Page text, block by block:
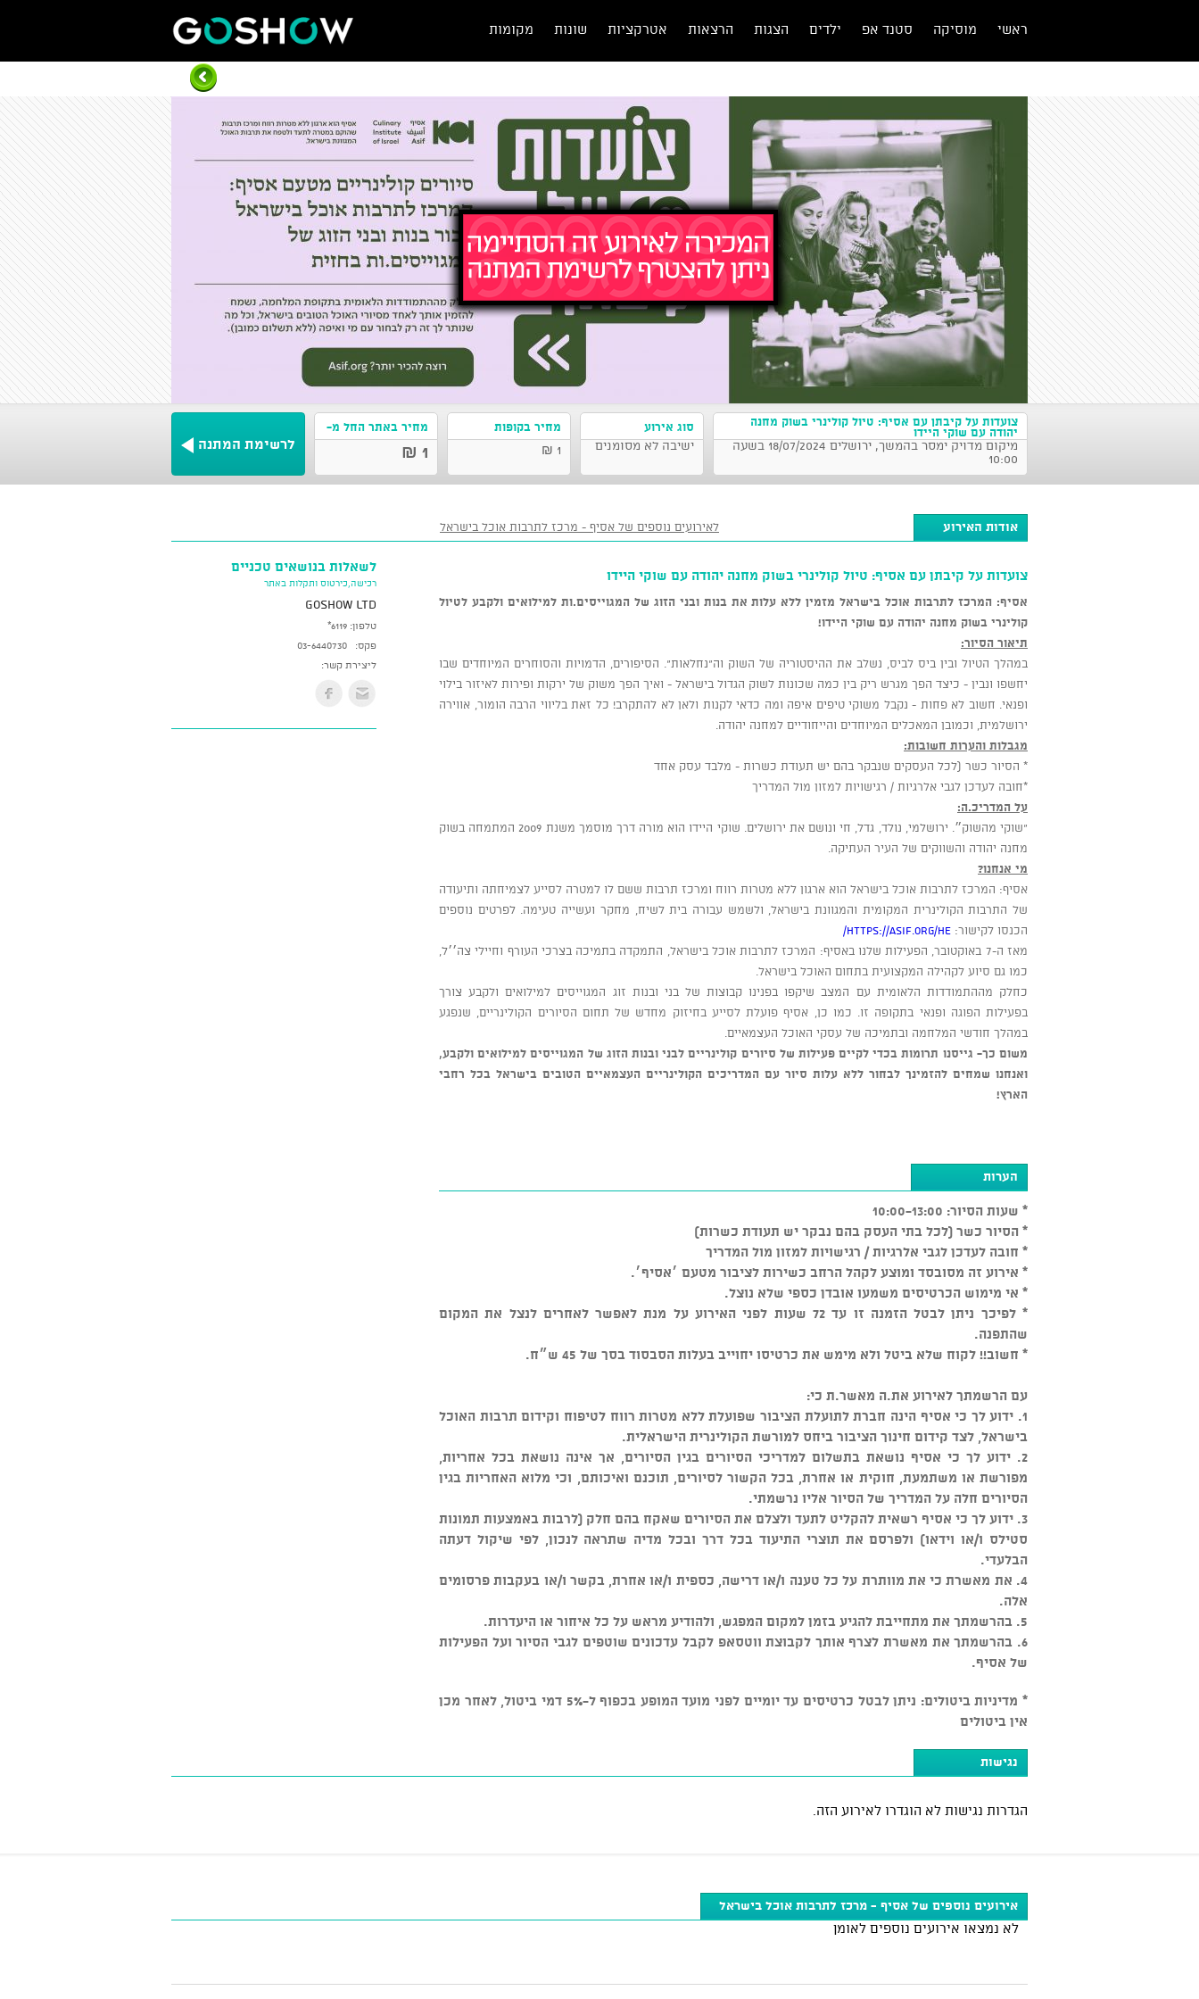
ראשי מוסיקה סטנד אפ ילדים הצגות הרצאות אטרקציות שונות מקומות
צועדות על קיבתן עם אסיף: טיול קולינרי בשוק מחנה
יהודה עם שוקי היידו
מיקום מדויק ימסר בהמשך, ירושלים 18/07/2024 בשעה
10:00
סוג אירוע
ישיבה לא מסומנים
מחיר בקופות
1 ₪
מחיר באתר החל מ-
1 ₪ לרשימת המתנה
אודות האירוע לאירועים נוספים של אסיף - מרכז לתרבות אוכל בישראל
צועדות על קיבתן עם אסיף: טיול קולינרי בשוק מחנה יהודה עם שוקי היידו
אסיף: המרכז לתרבות אוכל בישראל מזמין ללא עלות את בנות ובני הזוג של המגוייסים.ות למילואים ולקבע לטיול
קולינרי בשוק מחנה יהודה עם שוקי היידו!
תיאור הסיור:
במהלך הטיול ובין ביס לביס, נשלב את ההיסטוריה של השוק וה"נחלאות". הסיפורים, הדמויות והסוחרים המיוחדים שבו
יחשפו ונבין - כיצד הפך מגרש ריק בין כמה שכונות לשוק הגדול בישראל - ואיך הפך משוק של ירקות ופירות לאיזור בילוי
ופנאי. חשוב לא פחות - נקבל משוקי טיפים איפה ומה כדאי לקנות ולאן לא להתקרב! כל זאת בליווי הרבה הומור, אווירה
ירושלמית, וכמובן המאכלים המיוחדים והייחודיים למחנה יהודה.
מגבלות והערות חשובות:
* הסיור כשר (לכל העסקים שנבקר בהם יש תעודת כשרות - מלבד עסק אחד
*חובה לעדכן לגבי אלרגיות / רגישויות למזון מול המדריך
על המדריכ.ה:
"שוקי מהשוק״. ירושלמי, נולד, גדל, חי ונושם את ירושלים. שוקי היידו הוא מורה דרך מוסמך משנת 2009 המתמחה בשוק
מחנה יהודה והשווקים של העיר העתיקה.
מי אנחנו?
אסיף: המרכז לתרבות אוכל בישראל הוא ארגון ללא מטרות רווח ומרכז תרבות ששם לו למטרה לסייע לצמיחתה ותיעודה
של התרבות הקולינרית המקומית והמגוונת בישראל, ולשמש עבורה בית לשיח, מחקר ועשייה טעימה. לפרטים נוספים
הכנסו לקישור: https://asif.org/he/
מאז ה-7 באוקטובר, הפעילות שלנו באסיף: המרכז לתרבות אוכל בישראל, התמקדה בתמיכה בצרכי העורף וחיילי צה׳׳ל,
כמו גם סיוע לקהילה המקצועית בתחום האוכל בישראל.
כחלק מההתמודדות הלאומית עם המצב שיקפו בפנינו קבוצות של בני ובנות זוג המגוייסים למילואים ולקבע צורך
בפעילות הפוגה ופנאי בתקופה זו. כמו כן, אסיף פועלת לסייע בחיזוק מחדש של תחום הסיורים הקולינריים, שנפגע
במהלך חודשי המלחמה ובתמיכה של עסקי האוכל העצמאיים.
משום כך- גייסנו תרומות בכדי לקיים פעילות של סיורים קולינריים לבני ובנות הזוג של המגוייסים למילואים ולקבע,
ואנחנו שמחים להזמינך לבחור ללא עלות סיור עם המדריכים הקולינריים העצמאיים הטובים בישראל בכל רחבי
הארץ!
הערות
* שעות הסיור: 10:00-13:00
* הסיור כשר (לכל בתי העסק בהם נבקר יש תעודת כשרות)
* חובה לעדכן לגבי אלרגיות / רגישויות למזון מול המדריך
* אירוע זה מסובסד ומוצע לקהל הרחב כשירות לציבור מטעם ׳אסיף׳.
* אי מימוש הכרטיסים משמעו אובדן כספי שלא נוצל.
* לפיכך ניתן לבטל הזמנה זו עד 72 שעות לפני האירוע על מנת לאפשר לאחרים לנצל את המקום
שהתפנה.
* חשוב!! לקוח שלא ביטל ולא מימש את כרטיסו יחוייב בעלות הסבסוד בסך של 45 ש״ח.
עם הרשמתך לאירוע את.ה מאשר.ת כי:
1. ידוע לך כי אסיף הינה חברת לתועלת הציבור שפועלת ללא מטרות רווח לטיפוח וקידום תרבות האוכל
בישראל, לצד קידום חינוך הציבור ביחס למורשת הקולינרית הישראלית.
2. ידוע לך כי אסיף נושאת בתשלום למדריכי הסיורים בגין הסיורים, אך אינה נושאת בכל אחריות,
מפורשת או משתמעת, חוקית או אחרת, בכל הקשור לסיורים, תוכנם ואיכותם, וכי מלוא האחריות בגין
הסיורים חלה על המדריך של הסיור אליו נרשמתי.
3. ידוע לך כי אסיף רשאית להקליט לתעד ולצלם את הסיורים שאקח בהם חלק (לרבות באמצעות תמונות
סטילס ו/או וידאו) ולפרסם את תוצרי התיעוד בכל דרך ובכל מדיה שתראה לנכון, לפי שיקול דעתה
הבלעדי.
4. את מאשרת כי את מוותרת על כל טענה ו/או דרישה, כספית ו/או אחרת, בקשר ו/או בעקבות פרסומים
אלה.
5. בהרשמתך את מתחייבת להגיע בזמן למקום המפגש, ולהודיע מראש על כל איחור או היעדרות.
6. בהרשמתך את מאשרת לצרף אותך לקבוצת ווטסאפ לקבל עדכונים שוטפים לגבי הסיור ועל הפעילות
של אסיף.
* מדיניות ביטולים: ניתן לבטל כרטיסים עד יומיים לפני מועד המופע בכפוף ל-5% דמי ביטול, לאחר מכן
אין ביטולים
לשאלות בנושאים טכניים
רכישה,כירטוס ותקלות באתר
GoShow LTD
טלפון: *6119
פקס:
03-6440730
ליצירת קשר:
נגישות
הגדרות נגישות לא הוגדרו לאירוע הזה.
אירועים נוספים של אסיף - מרכז לתרבות אוכל בישראל
לא נמצאו אירועים נוספים לאומן